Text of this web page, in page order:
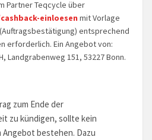
Partner Teqcycle über
einloesen mit Vorlage
entsprechend
erforderlich. Ein Angebot von:
Landgrabenweg 151, 53227 Bonn.
zum Ende der
zu kündigen, sollte kein
bestehen. Dazu